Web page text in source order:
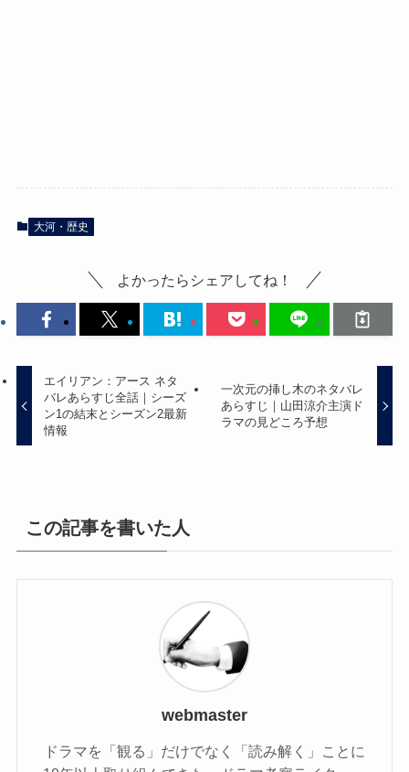
大河・歴史
よかったらシェアしてね！
エイリアン：アース ネタ
バレあらすじ全話｜シーズ
ン1の結末とシーズン2最新
情報
一次元の挿し木のネタバレ
あらすじ｜山田涼介主演ド
ラマの見どころ予想
この記事を書いた人
webmaster
ドラマを「観る」だけでなく「読み解く」ことに